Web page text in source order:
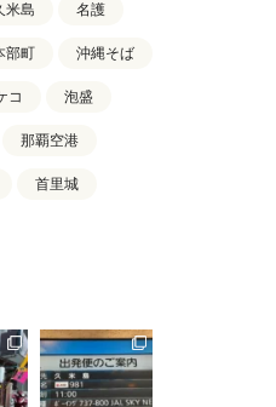
米島 名護
部町 沖縄そば
コ 泡盛
那覇空港
首里城